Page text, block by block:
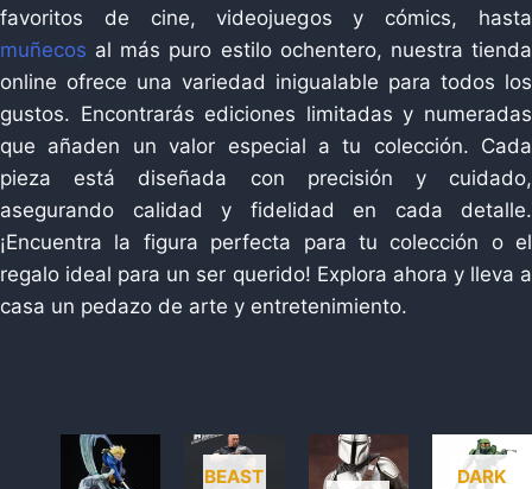
favoritos de cine, videojuegos y cómics, hasta
muñecos al más puro estilo ochentero, nuestra tienda
online ofrece una variedad inigualable para todos los
gustos. Encontrarás ediciones limitadas y numeradas
que añaden un valor especial a tu colección. Cada
pieza está diseñada con precisión y cuidado,
asegurando calidad y fidelidad en cada detalle.
¡Encuentra la figura perfecta para tu colección o el
regalo ideal para un ser querido! Explora ahora y lleva a
casa un pedazo de arte y entretenimiento.
BEAST
DARK